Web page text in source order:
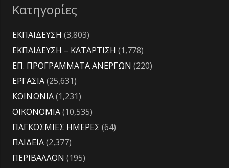
Κατηγορίες
ΕΚΠΑΙΔΕΥΣΗ (3,803)
ΕΚΠΑΙΔΕΥΣΗ – ΚΑΤΑΡΤΙΣΗ (1,778)
ΕΠ. ΠΡΟΓΡΑΜΜΑΤΑ ΑΝΕΡΓΩΝ (220)
ΕΡΓΑΣΙΑ(25,631)
ΚΟΙΝΩΝΙΑ(1,231)
ΟΙΚΟΝΟΜΙΑ(10,535)
ΠΑΓΚΟΣΜΙΕΣ ΗΜΕΡΕΣ (64)
ΠΑΙΔΕΙΑ(2,377)
ΠΕΡΙΒΑΛΛΟΝ (195)